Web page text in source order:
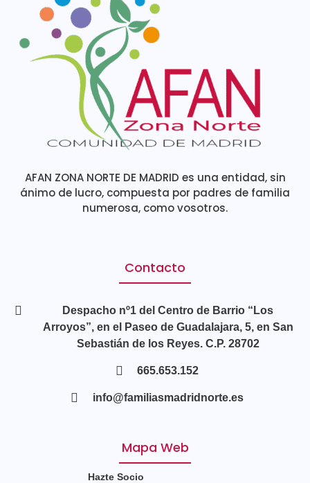
AFAN ZONA NORTE DE MADRID es una entidad, sin
ánimo de lucro, compuesta por padres de familia
numerosa, como vosotros.
Contacto
Despacho nº1 del Centro de Barrio “Los
Arroyos”, en el Paseo de Guadalajara, 5, en San
Sebastián de los Reyes. C.P. 28702
665.653.152
info@familiasmadridnorte.es
Mapa Web
Hazte Socio